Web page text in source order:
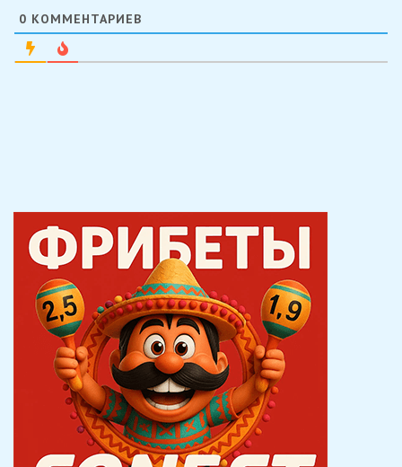
0 КОММЕНТАРИЕВ